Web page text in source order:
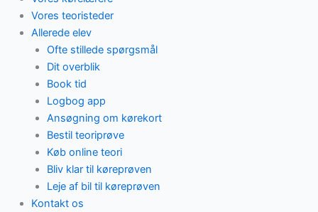
Vores teoristeder
Allerede elev
Ofte stillede spørgsmål
Dit overblik
Book tid
Logbog app
Ansøgning om kørekort
Bestil teoriprøve
Køb online teori
Bliv klar til køreprøven
Leje af bil til køreprøven
Kontakt os